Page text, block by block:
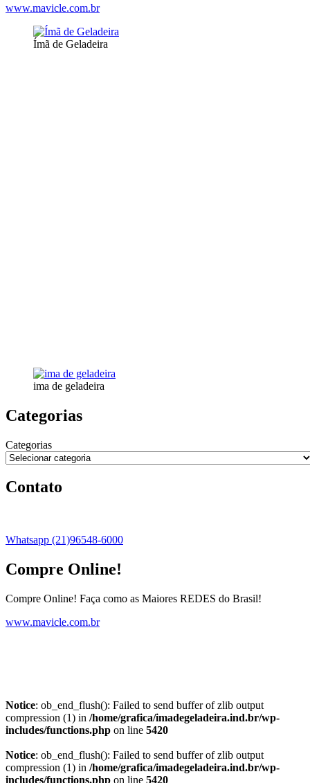
www.mavicle.com.br
Ímã de Geladeira
ima de geladeira
Categorias
Categorias
Contato
Whatsapp (21)96548-6000
Compre Online!
Compre Online! Faça como as Maiores REDES do Brasil!
www.mavicle.com.br
Notice: ob_end_flush(): Failed to send buffer of zlib output
compression (1) in /home/grafica/imadegeladeira.ind.br/wp-
includes/functions.php on line 5420
Notice: ob_end_flush(): Failed to send buffer of zlib output
compression (1) in /home/grafica/imadegeladeira.ind.br/wp-
includes/functions.php on line 5420